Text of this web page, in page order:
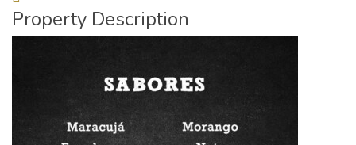
Property Description